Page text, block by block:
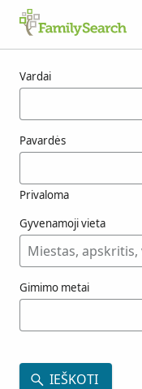
Vardai
Pavardės
Privaloma
Gyvenamoji vieta
Gimimo metai
IEŠKOTI